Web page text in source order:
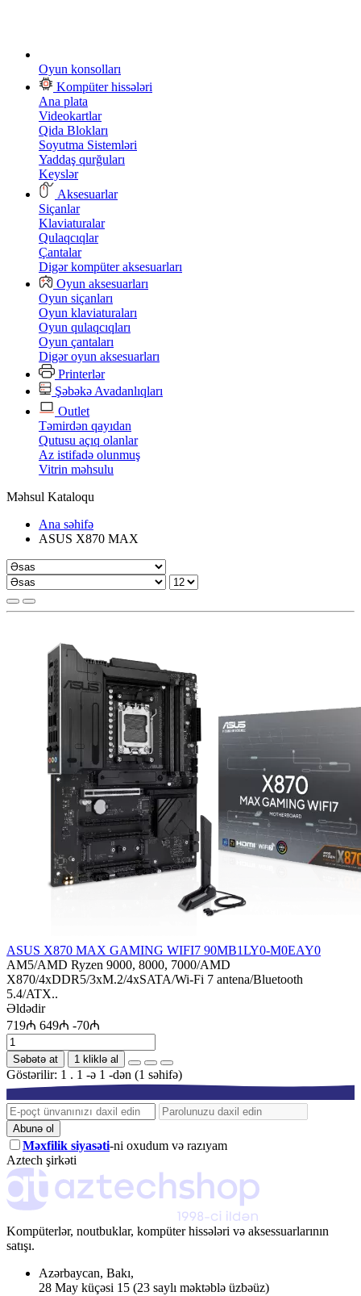
Oyun konsolları
Kompüter hissələri
Ana plata
Videokartlar
Qida Blokları
Soyutma Sistemləri
Yaddaş qurğuları
Keyslər
Aksesuarlar
Siçanlar
Klaviaturalar
Qulaqcıqlar
Çantalar
Digər kompüter aksesuarları
Oyun aksesuarları
Oyun siçanları
Oyun klaviaturaları
Oyun qulaqcıqları
Oyun çantaları
Digər oyun aksesuarları
Printerlər
Şəbəkə Avadanlıqları
Outlet
Təmirdən qayıdan
Qutusu açıq olanlar
Az istifadə olunmuş
Vitrin məhsulu
Məhsul Kataloqu
Ana səhifə
ASUS X870 MAX
ASUS X870 MAX GAMING WIFI7 90MB1LY0-M0EAY0
AM5/AMD Ryzen 9000, 8000, 7000/AMD
X870/4xDDR5/3xM.2/4xSATA/Wi-Fi 7 antena/Bluetooth
5.4/ATX..
Əldədir
719₼ 649₼ -70₼
Səbətə at 1 kliklə al
Göstərilir: 1 . 1 -ə 1 -dən (1 səhifə)
Abunə ol
Məxfilik siyasəti-ni oxudum və razıyam
Aztech şirkəti
Kompüterlər, noutbuklar, kompüter hissələri və aksessuarlarının
satışı.
Azərbaycan, Bakı,
28 May küçəsi 15 (23 saylı məktəblə üzbəüz)